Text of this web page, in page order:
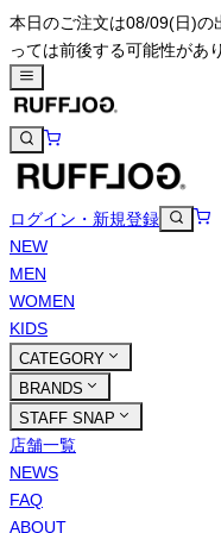
本日のご注文は08/09(日)の
っては前後する可能性があ
ログイン・新規登録
NEW
MEN
WOMEN
KIDS
CATEGORY
BRANDS
STAFF SNAP
店舗一覧
NEWS
FAQ
ABOUT